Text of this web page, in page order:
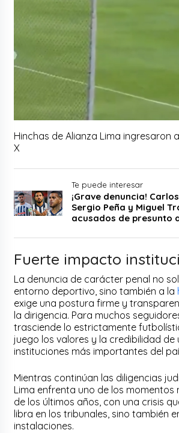
Hinchas de Alianza Lima ingresaron
X
Te puede interesar
¡Grave denuncia!
Sergio Peña y Miguel
acusados de presunto
Fuerte impacto
La denuncia de carácter penal no
entorno deportivo, sino también a la
exige una postura firme y
la dirigencia. Para muchos
trasciende lo estrictamente
juego los valores y la credibilidad de
instituciones más importantes del
Mientras continúan las diligencias
Lima enfrenta uno de los momentos
de los últimos años, con una crisis
libra en los tribunales, sino también
instalaciones.